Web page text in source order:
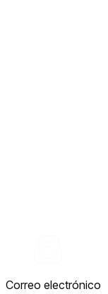
Correo electrónico